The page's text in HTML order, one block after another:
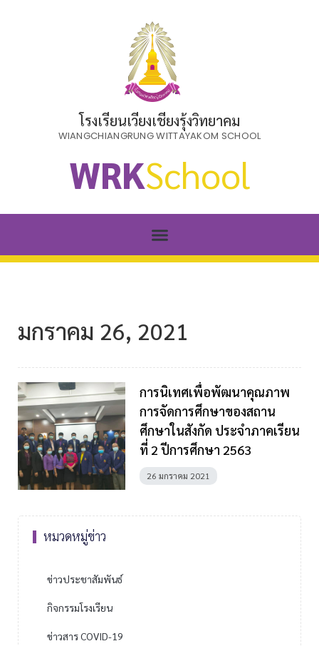
โรงเรียนเวียงเชียงรุ้งวิทยาคม
WIANGCHIANGRUNG WITTAYAKOM SCHOOL
WRKSchool
มกราคม 26, 2021
การนิเทศเพื่อพัฒนาคุณภาพ
การจัดการศึกษาของสถาน
ศึกษาในสังกัด ประจำภาคเรียน
ที่ 2 ปีการศึกษา 2563
26 มกราคม 2021
หมวดหมู่ข่าว
ข่าวประชาสัมพันธ์
กิจกรรมโรงเรียน
ข่าวสาร COVID-19